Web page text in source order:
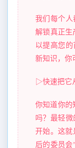
我们每个
解锁真正生
以提高您
新知识，你
▷快速把它
你知道你的
吗？最轻
开始。这就
后的委员会